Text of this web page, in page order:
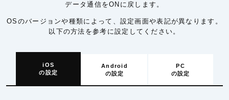
データ通信をONに戻します。
OSのバージョンや種類によって、設定画面や表記が異なります。
以下の方法を参考に設定してください。
iOS
の設定
Android
の設定
PC
の設定